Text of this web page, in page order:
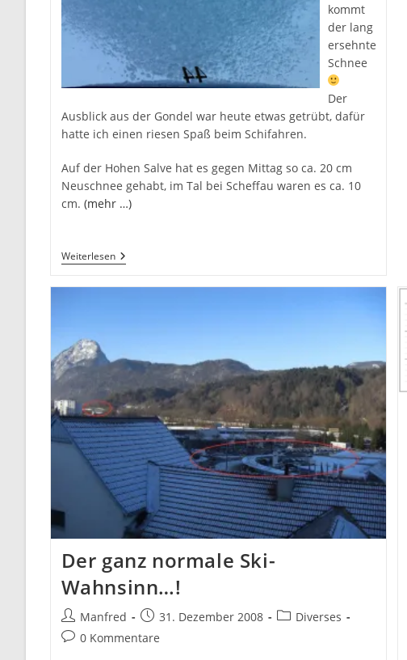
kommt
der lang
ersehnte
Schnee
Der
Ausblick aus der Gondel war heute etwas getrübt, dafür
hatte ich einen riesen Spaß beim Schifahren.
Auf der Hohen Salve hat es gegen Mittag so ca. 20 cm
Neuschnee gehabt, im Tal bei Scheffau waren es ca. 10
cm. (mehr …)
WeiterlesenEndlich
Fällt
Der ganz normale Ski-
Wahnsinn…!
Beitrags-
Autor:
Manfred
Beitrag
veröffentlicht:
31. Dezember 2008
Beitrags-
Diverses
Beitrags-
0 Kommentare